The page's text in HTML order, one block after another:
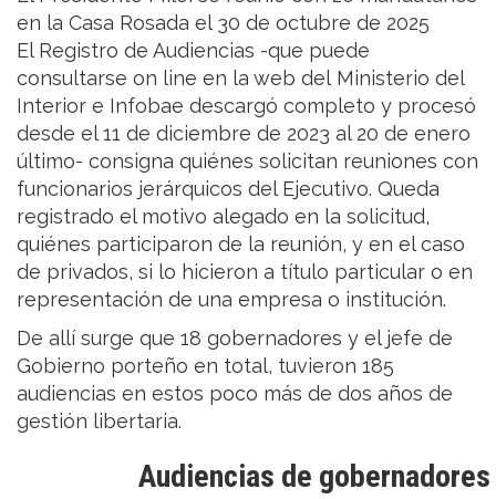
en la Casa Rosada el 30 de octubre de 2025
El Registro de Audiencias -que puede
consultarse on line en la web del Ministerio del
Interior e Infobae descargó completo y procesó
desde el 11 de diciembre de 2023 al 20 de enero
último- consigna quiénes solicitan reuniones con
funcionarios jerárquicos del Ejecutivo. Queda
registrado el motivo alegado en la solicitud,
quiénes participaron de la reunión, y en el caso
de privados, si lo hicieron a título particular o en
representación de una empresa o institución.
De allí surge que 18 gobernadores y el jefe de
Gobierno porteño en total, tuvieron 185
audiencias en estos poco más de dos años de
gestión libertaria.